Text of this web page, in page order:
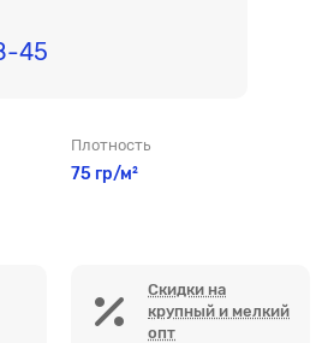
45
Плотность
75 гр/м²
Скидки на
крупный и мелкий
опт